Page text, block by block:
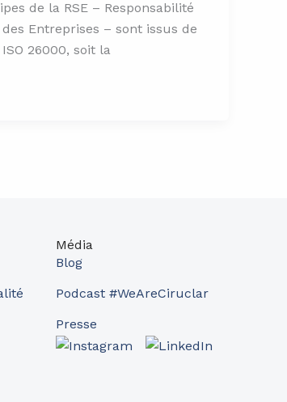
de la RSE – Responsabilité
Entreprises – sont issus de
26000, soit la
Média
Blog
Podcast #WeAreCiruclar
Presse